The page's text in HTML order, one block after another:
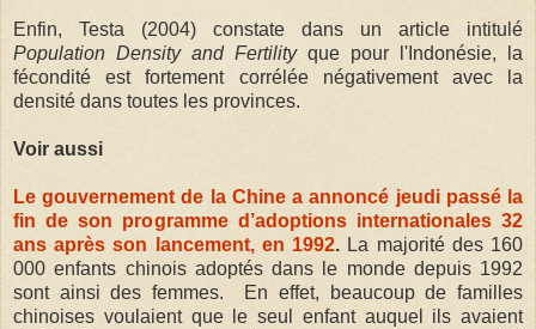
Enfin, Testa (2004) constate dans un article intitulé
Population Density and Fertilityque pour l'Indonésie, la
fécondité est fortement corrélée négativement avec la
densité dans toutes les provinces.
Voir aussi
Le gouvernement de la Chine a annoncé jeudi passé la
fin de son programme d’adoptions internationales 32
ans après son lancement, en 1992. La majorité des 160
000 enfants chinois adoptés dans le monde depuis 1992
sont ainsi des femmes. En effet, beaucoup de familles
chinoises voulaient que le seul enfant auquel ils avaient